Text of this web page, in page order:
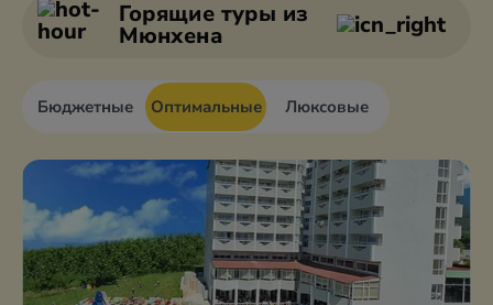
Анкара Афьон
Горящие туры из
Мюнхена
Бюджетные Оптимальные Люксовые